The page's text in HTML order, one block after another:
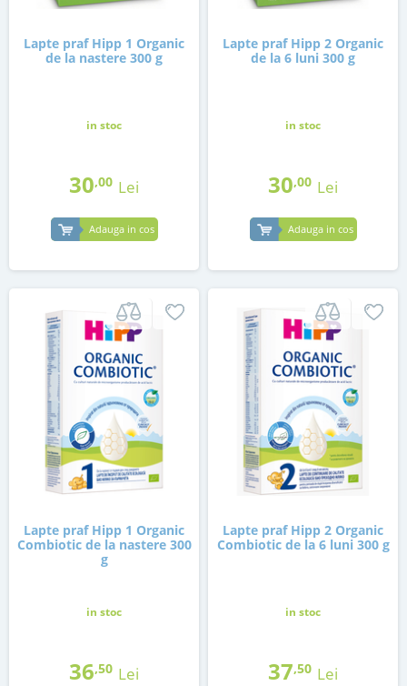
Lapte praf Hipp 1 Organic
de la nastere 300 g
in stoc
30,00 Lei
Adauga in cos
Lapte praf Hipp 2 Organic
de la 6 luni 300 g
in stoc
30,00 Lei
Adauga in cos
Lapte praf Hipp 1 Organic
Combiotic de la nastere 300
g
in stoc
36,50 Lei
Lapte praf Hipp 2 Organic
Combiotic de la 6 luni 300 g
in stoc
37,50 Lei